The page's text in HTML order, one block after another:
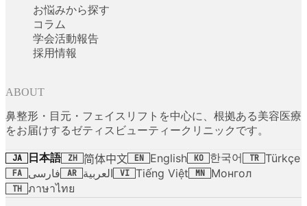
お悩みから探す
コラム
学会活動報告
採用情報
ABOUT
鼻整形・目元・フェイスリフトを中心に、根拠ある美容医療
をお届けするゼティスビューティークリニックです。
JA 日本語 ZH 简体中文 EN English KO 한국어 TR Türkçe
FA فارسی AR العربية VI Tiếng Việt MN Монгол
TH ภาษาไทย